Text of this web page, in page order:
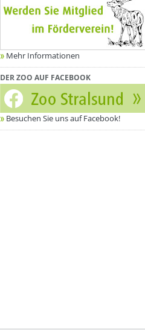
Mehr Informationen
DER ZOO AUF FACEBOOK
Besuchen Sie uns auf Facebook!